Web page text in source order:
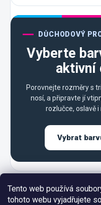
Tento web používá
tohoto webu vyjadřujete
DŮCHODOVÝ
Vyberte
aktivní
Porovnejte rozměry s
nosí, a připravte jí
rozlučce, oslavě
Vybrat